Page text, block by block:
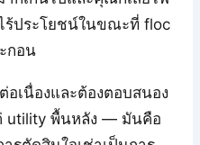
ร้ประโยชน์ในขณะที่ floc
กอน
อเนื่องและต้องตอบสนอง
utility พื้นหลัง — มันคือ